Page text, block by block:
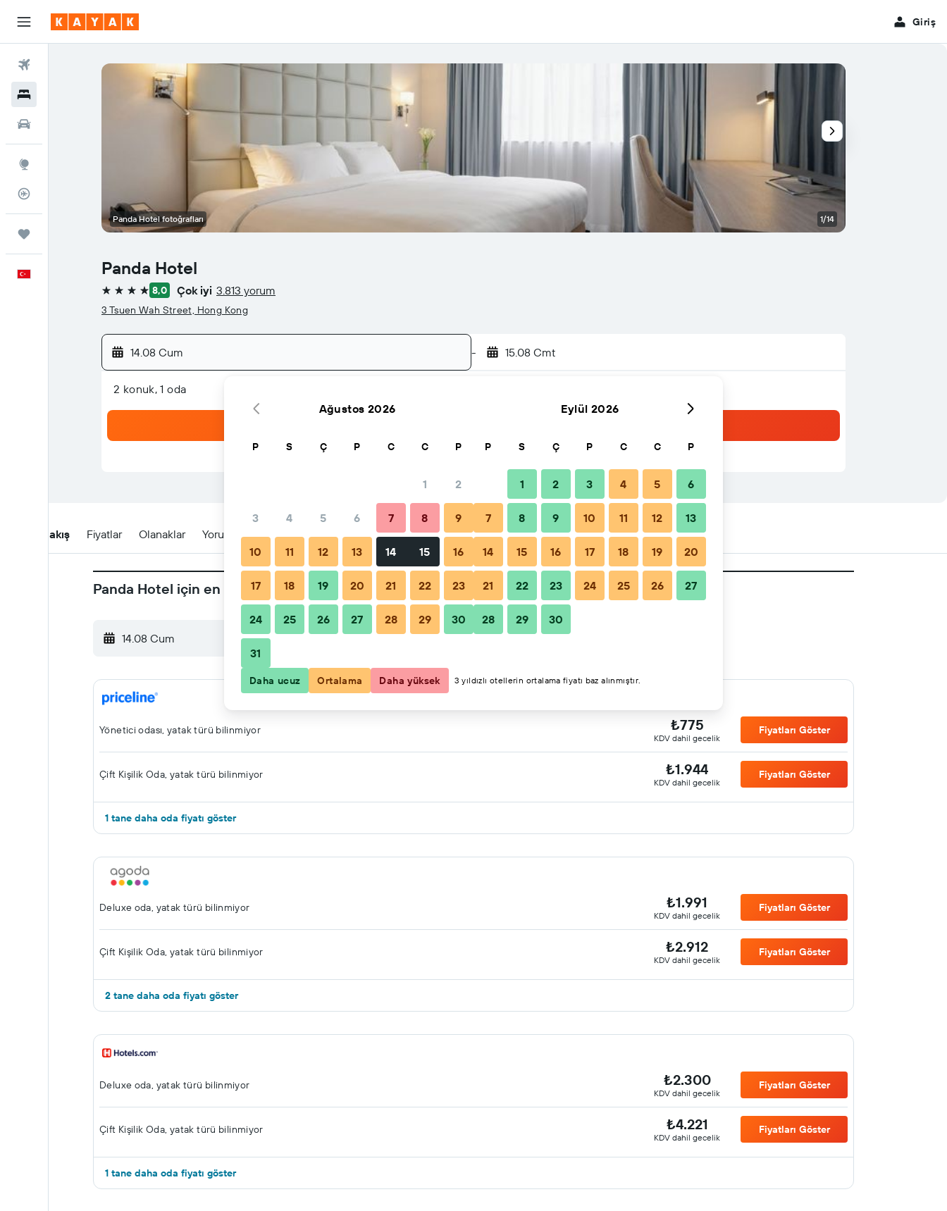
Giriş
Panda Hotel
4 yıldız 8,0 Çok iyi 3.813 yorum
3 Tsuen Wah Street, Hong Kong
14.08 Cum - 15.08 Cmt
2 konuk, 1 oda
Panda Hotel fotoğrafları 1/14
Genel Bakış Fiyatlar Olanaklar Yorumlar Konum İpuçları ve SSS Yakındaki tesisler
Panda Hotel için en yeni fırsatlar
14.08 Cum 15.08 Cmt 2 konuk, 1 oda
Yönetici odası, yatak türü bilinmiyor ₺775
KDV dahil gecelik
Fiyatları Göster
Çift ​Kişilik Oda, yatak türü bilinmiyor ₺1.944
KDV dahil gecelik
Fiyatları Göster
1 tane daha oda fiyatı göster
Deluxe oda, yatak türü bilinmiyor ₺1.991
KDV dahil gecelik
Fiyatları Göster
Çift ​Kişilik Oda, yatak türü bilinmiyor ₺2.912
KDV dahil gecelik
Fiyatları Göster
2 tane daha oda fiyatı göster
Deluxe oda, yatak türü bilinmiyor ₺2.300
KDV dahil gecelik
Fiyatları Göster
Çift ​Kişilik Oda, yatak türü bilinmiyor ₺4.221
KDV dahil gecelik
Fiyatları Göster
1 tane daha oda fiyatı göster
Ağustos 2026
P S Ç P C C P
1 2
3 4 5 6 7 8 9
10 11 12 13 14 15 16
17 18 19 20 21 22 23
24 25 26 27 28 29 30
31
Eylül 2026
P S Ç P C C P
1 2 3 4 5 6
7 8 9 10 11 12 13
14 15 16 17 18 19 20
21 22 23 24 25 26 27
28 29 30
Daha ucuz Ortalama Daha yüksek 3 yıldızlı otellerin ortalama fiyatı baz alınmıştır.